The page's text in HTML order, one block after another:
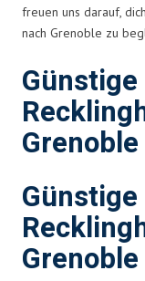
freuen uns darauf,
nach Grenoble zu
Grenoble
Grenoble